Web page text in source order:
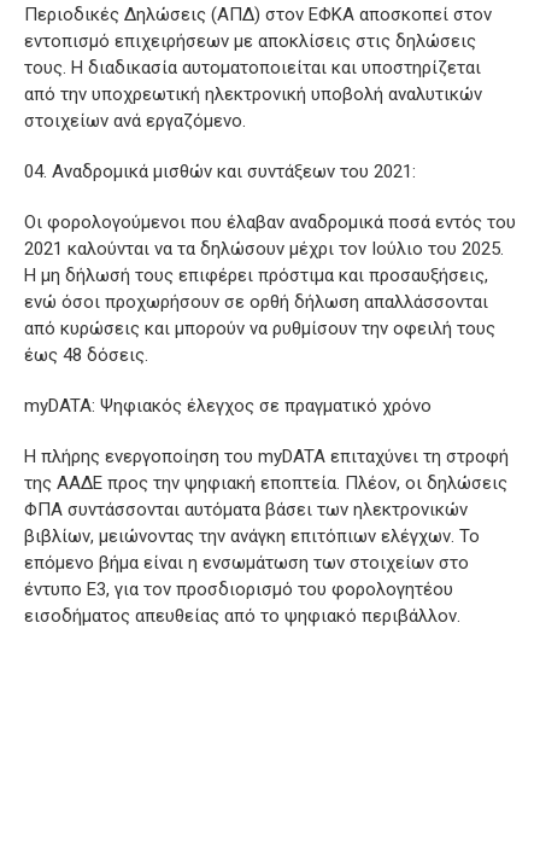
Περιοδικές Δηλώσεις (ΑΠΔ) στον ΕΦΚΑ αποσκοπεί στον
εντοπισμό επιχειρήσεων με αποκλίσεις στις δηλώσεις
τους. Η διαδικασία αυτοματοποιείται και υποστηρίζεται
από την υποχρεωτική ηλεκτρονική υποβολή αναλυτικών
στοιχείων ανά εργαζόμενο.
Αναδρομικά μισθών και συντάξεων του 2021:
Οι φορολογούμενοι που έλαβαν αναδρομικά ποσά εντός του
2021 καλούνται να τα δηλώσουν μέχρι τον Ιούλιο του 2025.
Η μη δήλωσή τους επιφέρει πρόστιμα και προσαυξήσεις,
ενώ όσοι προχωρήσουν σε ορθή δήλωση απαλλάσσονται
από κυρώσεις και μπορούν να ρυθμίσουν την οφειλή τους
έως 48 δόσεις.
myDATA: Ψηφιακός έλεγχος σε πραγματικό χρόνο
Η πλήρης ενεργοποίηση του myDATA επιταχύνει τη στροφή
της ΑΑΔΕ προς την ψηφιακή εποπτεία. Πλέον, οι δηλώσεις
ΦΠΑ συντάσσονται αυτόματα βάσει των ηλεκτρονικών
βιβλίων, μειώνοντας την ανάγκη επιτόπιων ελέγχων. Το
επόμενο βήμα είναι η ενσωμάτωση των στοιχείων στο
έντυπο Ε3, για τον προσδιορισμό του φορολογητέου
εισοδήματος απευθείας από το ψηφιακό περιβάλλον.